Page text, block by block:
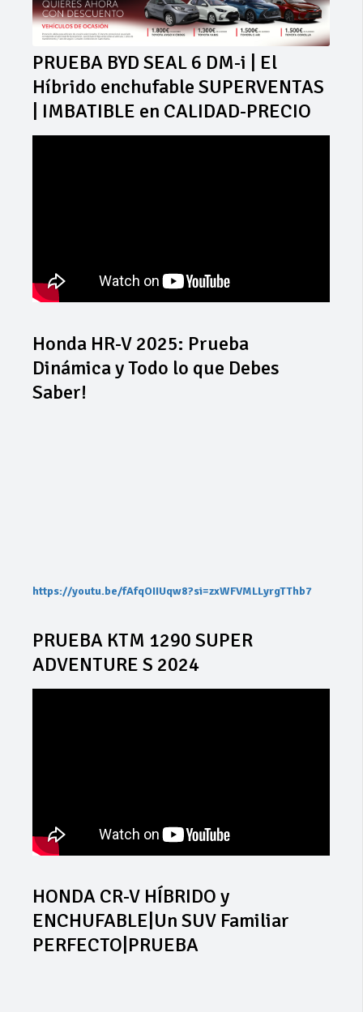
PRUEBA BYD SEAL 6 DM-i | El
Híbrido enchufable SUPERVENTAS
| IMBATIBLE en CALIDAD-PRECIO
Honda HR-V 2025: Prueba
Dinámica y Todo lo que Debes
Saber!
https://youtu.be/fAfqOIIUqw8?si=zxWFVMLLyrgTThb7
PRUEBA KTM 1290 SUPER
ADVENTURE S 2024
HONDA CR-V HÍBRIDO y
ENCHUFABLE|Un SUV Familiar
PERFECTO|PRUEBA